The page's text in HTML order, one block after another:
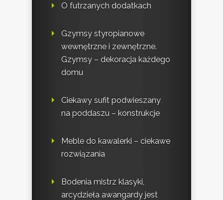
O futrzanych dodatkach
Gzymsy styropianowe
wewnętrzne i zewnętrzne.
Gzymsy – dekoracja każdego
domu
Ciekawy sufit podwieszany
na poddaszu – konstrukcje
Meble do kawalerki – ciekawe
rozwiązania
Bodenia mistrz klasyki,
arcydzieła awangardy jest